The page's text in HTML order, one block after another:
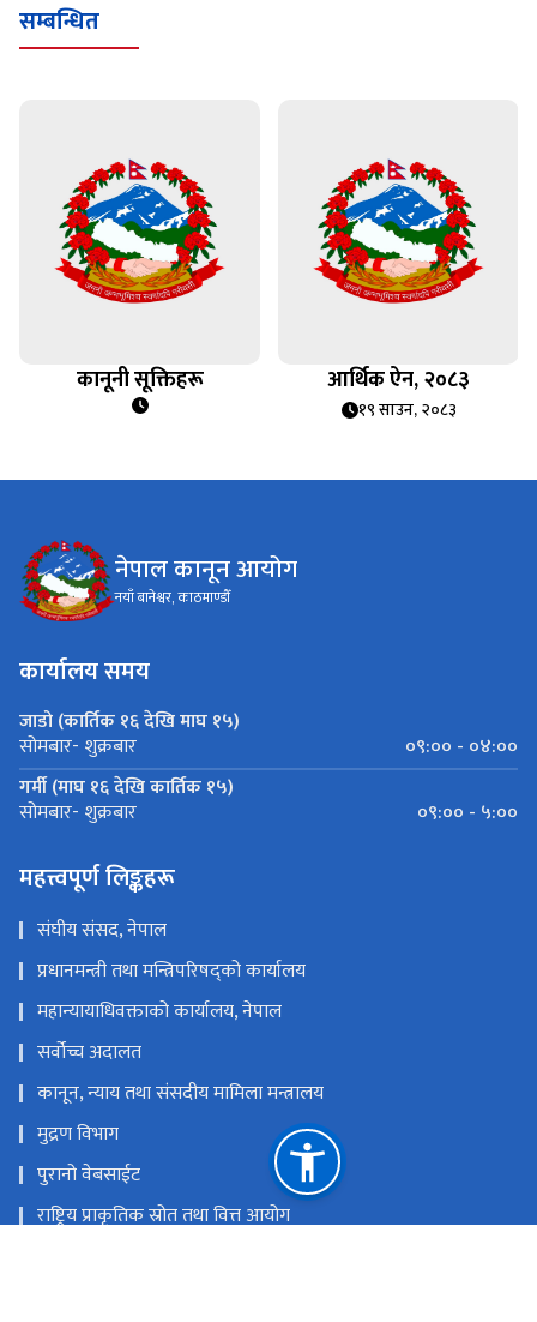
सम्बन्धित
कानूनी सूक्तिहरू आर्थिक ऐन, २०८३
१९ साउन, २०८३
नेपाल कानून आयोग
नयाँ बानेश्वर, काठमाण्डौँ
कार्यालय समय
जाडो (कार्तिक १६ देखि माघ १५)
सोमबार- शुक्रबार
०९:०० - ०४:००
गर्मी (माघ १६ देखि कार्तिक १५)
सोमबार- शुक्रबार ०९:०० - ५:००
महत्त्वपूर्ण लिङ्कहरू
संघीय संसद, नेपाल
प्रधानमन्त्री तथा मन्त्रिपरिषद्को कार्यालय
महान्यायाधिवक्ताको कार्यालय, नेपाल
सर्वोच्च अदालत
कानून, न्याय तथा संसदीय मामिला मन्त्रालय
मुद्रण विभाग
पुरानो वेबसाईट
राष्ट्रिय प्राकृतिक स्रोत तथा वित्त आयोग